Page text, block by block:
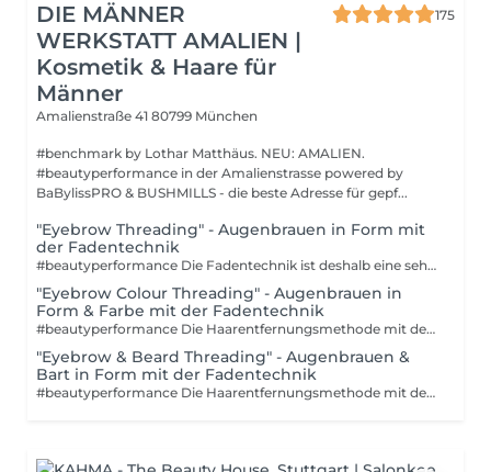
DIE MÄNNER
WERKSTATT AMALIEN |
Kosmetik & Haare für
Männer
175
Amalienstraße 41 80799 München
#benchmark by Lothar Matthäus. NEU: AMALIEN.
#beautyperformance in der Amalienstrasse powered by
BaBylissPRO & BUSHMILLS - die beste Adresse für gepf...
"Eyebrow Threading" - Augenbrauen in Form mit
der Fadentechnik
#beautyperformance Die Fadentechnik ist deshalb eine sehr schonende und effektive Methode um die Augenbrauen in Form zu bringen. Auch andere lästige Härchen im Gesicht können mit der Fadentechnik erfolgreich entfernt werden. Je nachdem, wie schnell Dein Haarwachstum ist, muss die Sitzung alle vier bis sechs Wochen wiederholt werden.
"Eyebrow Colour Threading" - Augenbrauen in
Form & Farbe mit der Fadentechnik
#beautyperformance Die Haarentfernungsmethode mit der Fadentechnik ist eine natürliche und effektive Ausführung, die gleichzeitig sanfter für deine Haut ist. Wenn du empfindliche und zarte Haut hast, aber dennoch kleine Härchen oder Flaum und unerwünschte Gesichtsbehaarung loswerden möchtest, probier doch mal die Fadentechnik aus.
"Eyebrow & Beard Threading" - Augenbrauen &
Bart in Form mit der Fadentechnik
#beautyperformance Die Haarentfernungsmethode mit der Fadentechnik ist eine natürliche und effektive Ausführung, die gleichzeitig sanfter für Deine Haut ist. Wenn du empfindliche und zarte Haut hast, aber dennoch kleine Härchen oder Flaum und unerwünschte Gesichtsbehaarung loswerden möchtest, probier doch mal die Fadentechnik aus.